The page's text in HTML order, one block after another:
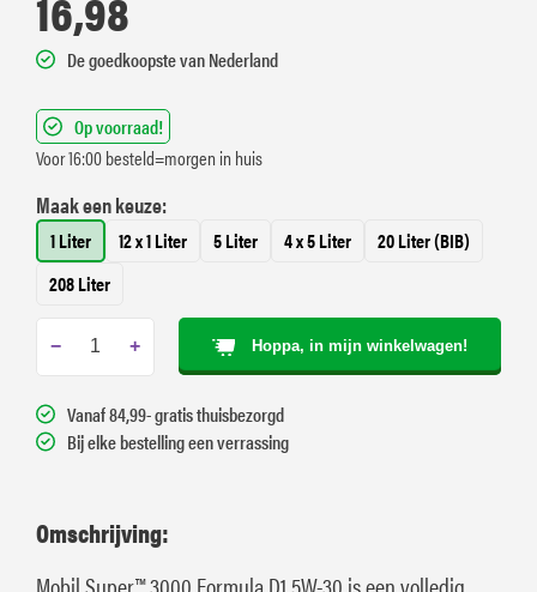
De goedkoopste van Nederland
Op voorraad!
Voor 16:00 besteld=morgen in huis
Maak een keuze:
1 Liter 12 x 1 Liter 5 Liter 4 x 5 Liter
20 Liter (BIB)
208 Liter
− + Hoppa, in mijn winkelwagen!
Vanaf 84,99- gratis thuisbezorgd
Bij elke bestelling een verrassing
Omschrijving:
Mobil Super™ 3000 Formula D1 5W-30 is een volledig